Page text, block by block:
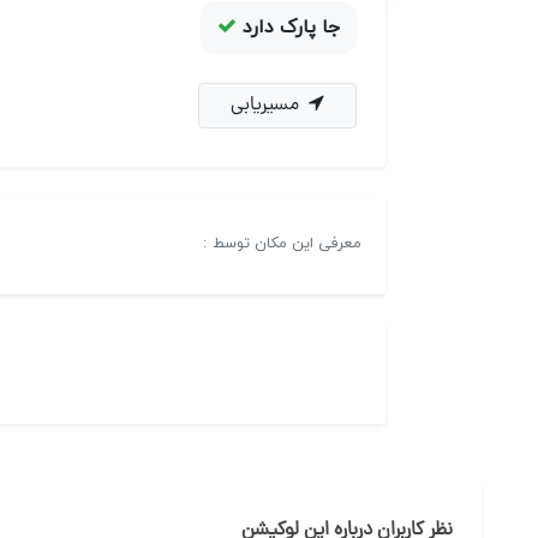
جا پارک دارد
مسیریابی
معرفی این مکان توسط :
نظر کاربران درباره این لوکیشن